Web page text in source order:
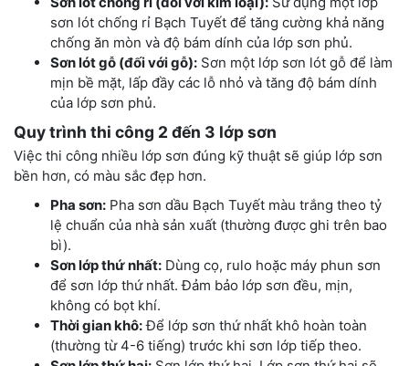
sơn lót chống rỉ Bạch Tuyết để tăng cường khả năng
chống ăn mòn và độ bám dính của lớp sơn phủ.
Sơn lót gỗ (đối với gỗ): Sơn một lớp sơn lót gỗ để làm
mịn bề mặt, lấp đầy các lỗ nhỏ và tăng độ bám dính
của lớp sơn phủ.
Quy trình thi công 2 đến 3 lớp sơn
Việc thi công nhiều lớp sơn đúng kỹ thuật sẽ giúp lớp sơn
bền hơn, có màu sắc đẹp hơn.
Pha sơn: Pha sơn dầu Bạch Tuyết màu trắng theo tỷ
lệ chuẩn của nhà sản xuất (thường được ghi trên bao
bì).
Sơn lớp thứ nhất: Dùng cọ, rulo hoặc máy phun sơn
để sơn lớp thứ nhất. Đảm bảo lớp sơn đều, mịn,
không có bọt khí.
Thời gian khô:Để lớp sơn thứ nhất khô hoàn toàn
(thường từ 4-6 tiếng) trước khi sơn lớp tiếp theo.